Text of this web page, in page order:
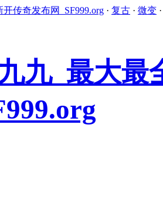
传奇发布网_SF999.org · 复古 · 微变